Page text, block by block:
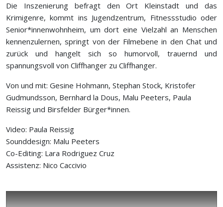
Die Inszenierung befragt den Ort Kleinstadt und das
Krimigenre, kommt ins Jugendzentrum, Fitnessstudio oder
Senior*innenwohnheim, um dort eine Vielzahl an Menschen
kennenzulernen, springt von der Filmebene in den Chat und
zurück und hangelt sich so humorvoll, trauernd und
spannungsvoll von Cliffhanger zu Cliffhanger.
Von und mit: Gesine Hohmann, Stephan Stock, Kristofer
Gudmundsson, Bernhard la Dous, Malu Peeters, Paula
Reissig und Birsfelder Bürger*innen.
Video: Paula Reissig
Sounddesign: Malu Peeters
Co-Editing: Lara Rodriguez Cruz
Assistenz: Nico Caccivio